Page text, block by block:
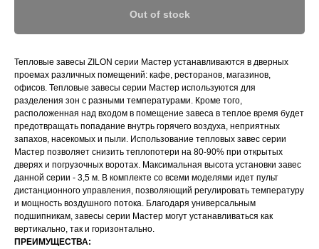
Out of stock
Тепловые завесы ZILON серии Мастер устанавливаются в дверных
проемах различных помещений: кафе, ресторанов, магазинов,
офисов. Тепловые завесы серии Мастер используются для
разделения зон с разными температурами. Кроме того,
расположенная над входом в помещение завеса в теплое время будет
предотвращать попадание внутрь горячего воздуха, неприятных
запахов, насекомых и пыли. Использование тепловых завес серии
Мастер позволяет снизить теплопотери на 80-90% при открытых
дверях и погрузочных воротах. Максимальная высота установки завес
данной серии - 3,5 м. В комплекте со всеми моделями идет пульт
дистанционного управления, позволяющий регулировать температуру
и мощность воздушного потока. Благодаря универсальным
подшипникам, завесы серии Мастер могут устанавливаться как
вертикально, так и горизонтально.
ПРЕИМУЩЕСТВА: